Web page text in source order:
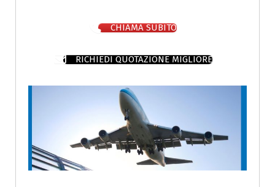
CHIAMA SUBITO
RICHIEDI QUOTAZIONE MIGLIORE